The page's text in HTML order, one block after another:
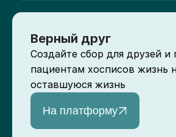
Верный друг
Создайте сбор для друзей и
пациентам хосписов жизнь
оставшуюся жизнь
На платформу